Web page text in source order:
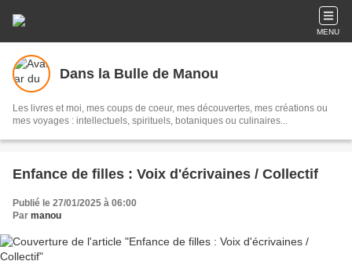
MENU
Dans la Bulle de Manou
Les livres et moi, mes coups de coeur, mes découvertes, mes créations ou
mes voyages : intellectuels, spirituels, botaniques ou culinaires...
Enfance de filles : Voix d'écrivaines / Collectif
Publié le 27/01/2025 à 06:00
Par manou